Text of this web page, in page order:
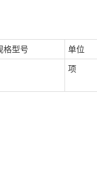
格型号 单位
项